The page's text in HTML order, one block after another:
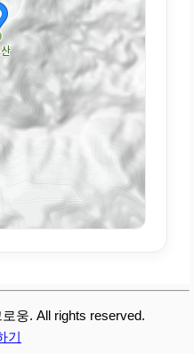
웅. All rights reserved.
기